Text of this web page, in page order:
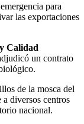
para
las exportaciones
Calidad
un contrato
de la mosca del
a diversos centros
nacional.